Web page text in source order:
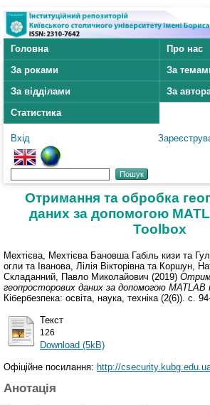
Головна
Про нас
За роками
За
За відділами
За
Статистика
Вхід
Отримання та обробка
даних за допомогою
Toolbox
Мехтієва, Мехтієва Бановша Габіль кизи та
огли та Іванова, Лілія Вікторівна та Коршун,
Складанний, Павло Миколайович (2019)
геопросторових даних за допомогою MATLAB
Кібербезпека: освіта, наука, техніка (2(6)). с.
Текст
126
Download (5kB)
Офіційне посилання: http://
Анотація